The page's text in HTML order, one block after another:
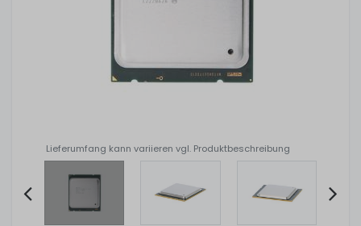
Lieferumfang kann variieren vgl. Produktbeschreibung